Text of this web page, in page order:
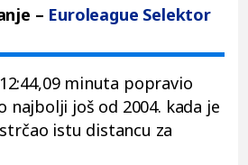
– Euroleague Selektor
minuta popravio
najbolji još od 2004. kada je
istu distancu za